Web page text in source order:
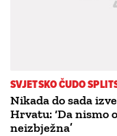
SVJETSKO ČUDO
Nikada do sada
Hrvatu: ‘Da nismo
neizbježna’